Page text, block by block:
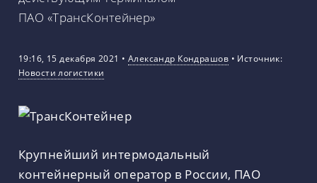
ПАО «ТрансКонтейнер»
19:16, 15 декабря 2021 • Александр Кондрашов • Источник:
Новости логистики
Крупнейший интермодальный
контейнерный оператор в России, ПАО